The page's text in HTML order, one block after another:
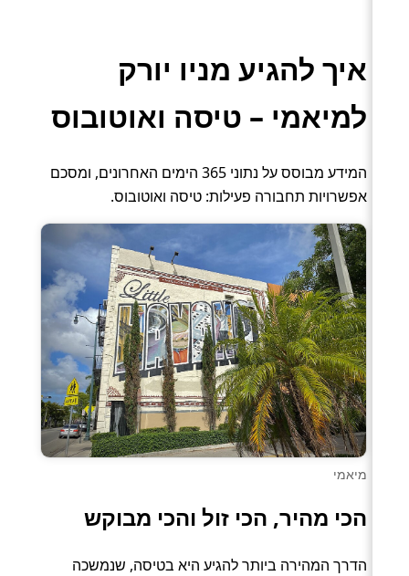
איך להגיע מניו יורק
למיאמי – טיסה ואוטובוס
המידע מבוסס על נתוני 365 הימים האחרונים, ומסכם
אפשרויות תחבורה פעילות: טיסה ואוטובוס.
מיאמי
הכי מהיר, הכי זול והכי מבוקש
הדרך המהירה ביותר להגיע היא בטיסה, שנמשכה